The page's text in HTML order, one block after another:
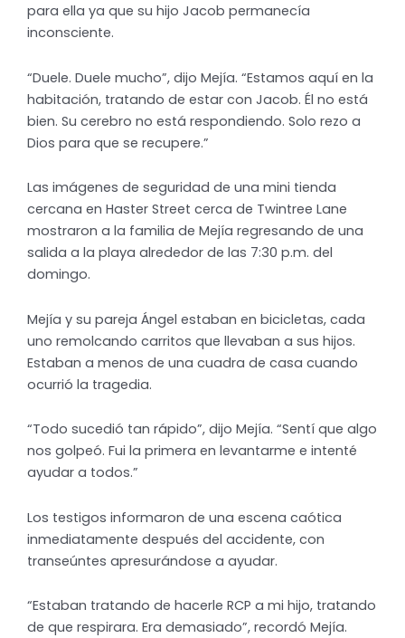
para ella ya que su hijo Jacob permanecía
inconsciente.
“Duele. Duele mucho”, dijo Mejía. “Estamos aquí en la
habitación, tratando de estar con Jacob. Él no está
bien. Su cerebro no está respondiendo. Solo rezo a
Dios para que se recupere.”
Las imágenes de seguridad de una mini tienda
cercana en Haster Street cerca de Twintree Lane
mostraron a la familia de Mejía regresando de una
salida a la playa alrededor de las 7:30 p.m. del
domingo.
Mejía y su pareja Ángel estaban en bicicletas, cada
uno remolcando carritos que llevaban a sus hijos.
Estaban a menos de una cuadra de casa cuando
ocurrió la tragedia.
“Todo sucedió tan rápido”, dijo Mejía. “Sentí que algo
nos golpeó. Fui la primera en levantarme e intenté
ayudar a todos.”
Los testigos informaron de una escena caótica
inmediatamente después del accidente, con
transeúntes apresurándose a ayudar.
“Estaban tratando de hacerle RCP a mi hijo, tratando
de que respirara. Era demasiado”, recordó Mejía.